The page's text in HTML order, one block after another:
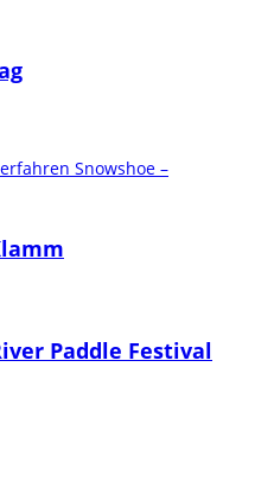
Paddle Festival